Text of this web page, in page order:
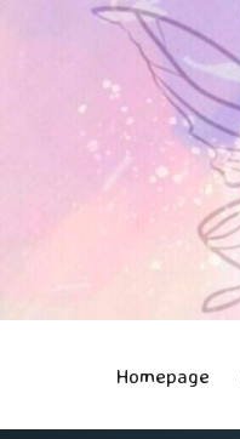
Homepage